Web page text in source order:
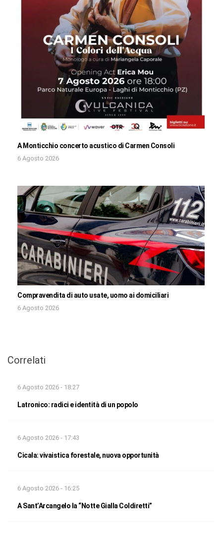
A Monticchio concerto acustico di Carmen Consoli
6 Agosto 2026
Compravendita di auto usate, uomo ai domiciliari
6 Agosto 2026
Correlati
6 Agosto 2026 - 18:27
Latronico: radici e identità di un popolo
6 Agosto 2026 - 17:43
Cicala: vivaistica forestale, nuova opportunità
6 Agosto 2026 - 16:25
A Sant’Arcangelo la “Notte Gialla Coldiretti”